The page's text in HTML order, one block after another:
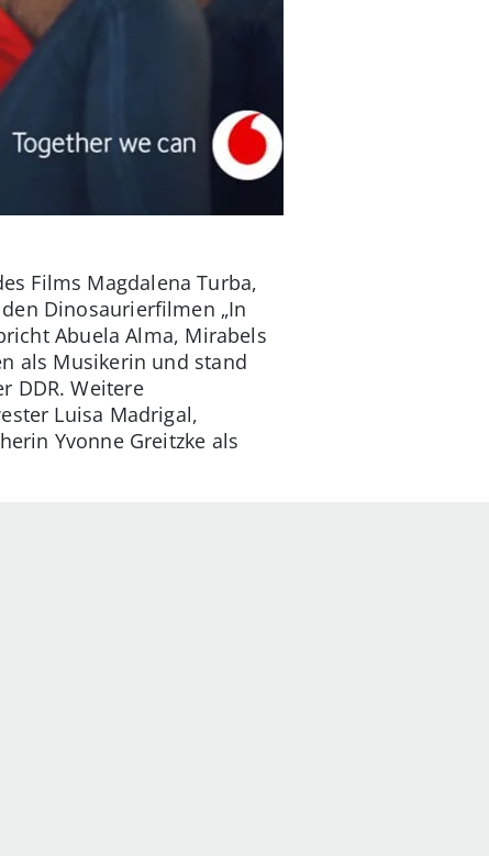
Films Magdalena Turba,
Dinosaurierfilmen „In
Abuela Alma, Mirabels
als Musikerin und stand
DDR. Weitere
Luisa Madrigal,
Yvonne Greitzke als